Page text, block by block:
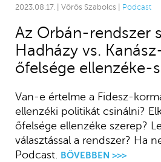
2023.08.17. | Vörös Szabolcs | Podcast
Az Orbán-rendszer
Hadházy vs.
őfelsége ellenzéke-
Van-e értelme a Fidesz-
ellenzéki politikát csinálni?
őfelsége ellenzéke szerep?
választással a rendszer? Ha
Podcast. BŐVEBBEN >>>